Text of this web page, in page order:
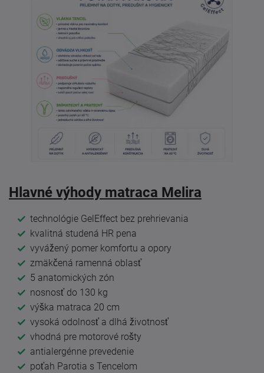
Hlavné výhody matraca Melira
technológie GelEffect bez prehrievania
kvalitná studená HR pena
vyvážený pomer komfortu a opory
zmäkčená ramenná oblasť
5 anatomických zón
nosnosť do 130 kg
výška matraca 20 cm
vysoká odolnosť a dlhá životnosť
vhodná pre motorové rošty
antialergénne prevedenie
poťah Parotia s Tencelom